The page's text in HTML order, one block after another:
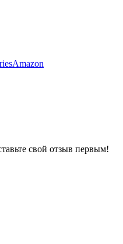
Amazon
свой отзыв первым!